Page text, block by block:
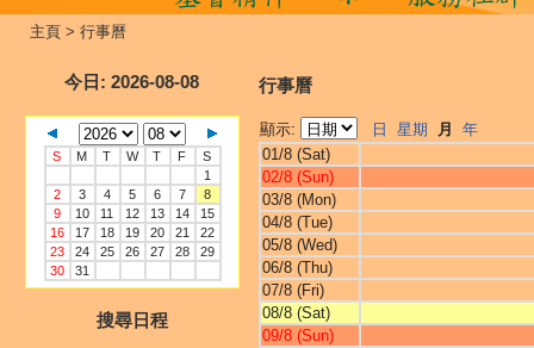
主頁 > 行事曆
今日 : 2026-08-08
S M T W T F
S
1
2
3 4 5 6 7
8
9
10 11 12 13 14
15
16
17 18 19 20 21
22
23
24 25 26 27 28
29
30
31
搜尋日程
行事曆
顯示: 日 星期 月
年
01/8 (Sat)
02/8 (Sun)
03/8 (Mon)
04/8 (Tue)
05/8 (Wed)
06/8 (Thu)
07/8 (Fri)
08/8 (Sat)
09/8 (Sun)